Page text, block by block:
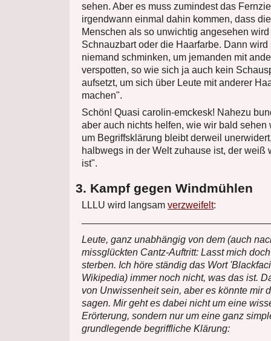
sehen. Aber es muss zumindest das
irgendwann einmal dahin kommen, dass
Menschen als so unwichtig angesehen
Schnauzbart oder die Haarfarbe. Dann
niemand schminken, um jemanden mit
verspotten, so wie sich ja auch kein
aufsetzt, um sich über Leute mit anderer
machen".
Schön! Quasi carolin-emckesk! Nahezu
aber auch nichts helfen, wie wir bald sehen
um Begriffsklärung bleibt derweil
halbwegs in der Welt zuhause ist, der weiß
ist".
3. Kampf gegen Windmühlen
LLLU wird langsam verzweifelt:
Leute, ganz unabhängig von dem (auch
missglückten Cantz-Auftritt: Lasst mich
sterben. Ich höre ständig das Wort
Wikipedia) immer noch nicht, was das ist.
von Unwissenheit sein, aber es könnte mir
sagen. Mir geht es dabei nicht um eine
Erörterung, sondern nur um eine ganz
grundlegende begriffliche Klärung: